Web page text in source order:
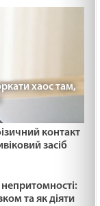
хаос там,
контакт
засіб
та як діяти